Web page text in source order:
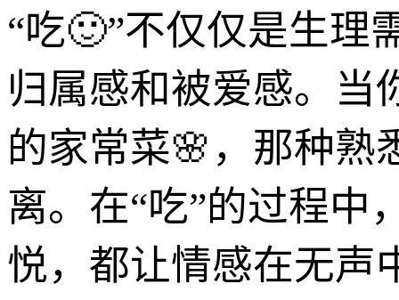
“吃🙂”不仅仅是生理
归属感和被爱感。当
的家常菜🌸，那种熟
离。在“吃”的过程中
悦，都让情感在无声